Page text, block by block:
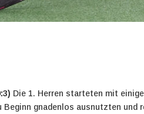
Die 1. Herren starteten mit
gnadenlos ausnutzten